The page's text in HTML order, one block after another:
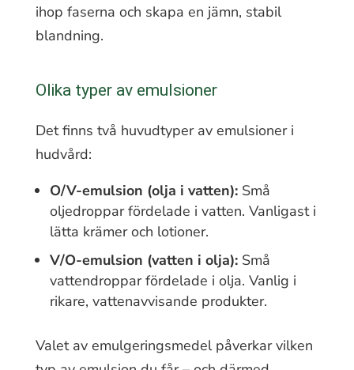
ihop faserna och skapa en jämn, stabil
blandning.
Olika typer av emulsioner
Det finns två huvudtyper av emulsioner i
hudvård:
O/V-emulsion (olja i vatten):Små
oljedroppar fördelade i vatten. Vanligast i
lätta krämer och lotioner.
V/O-emulsion (vatten i olja):Små
vattendroppar fördelade i olja. Vanlig i
rikare, vattenavvisande produkter.
Valet av emulgeringsmedel påverkar vilken